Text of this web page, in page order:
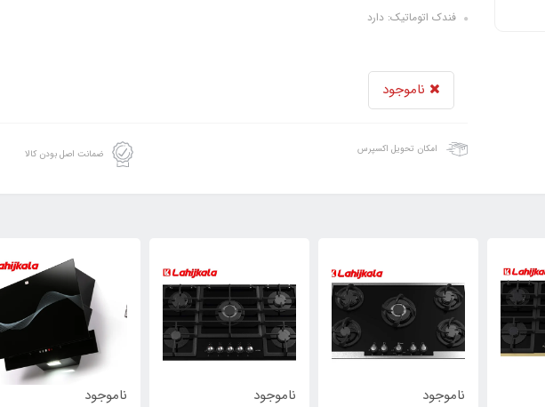
فندک اتوماتیک: دارد
ناموجود
امکان تحویل اکسپرس ضمانت اصل بودن کالا
ناموجود ناموجود ناموجود